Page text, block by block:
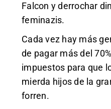
Falcon y derrochar
feminazis.
Cada vez hay más
de pagar más del
impuestos para que
mierda hijos de la
forren.